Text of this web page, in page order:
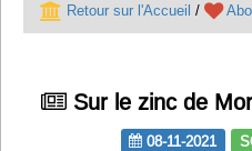
ServiceAsso
Partager
Retour sur l'Accueil /
Sur le zinc de
08-11-2021